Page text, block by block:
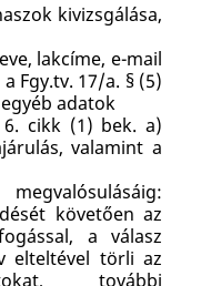
kivizsgálása,
lakcíme, e-mail
Fgy.tv. 17/a. § (5)
adatok
cikk (1) bek. a)
valamint a
követően az
a válasz
elteltével törli az
további